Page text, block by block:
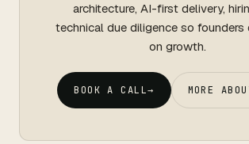
architecture, AI-first delivery,
technical due diligence so founders
on growth.
BOOK A CALL→ MORE